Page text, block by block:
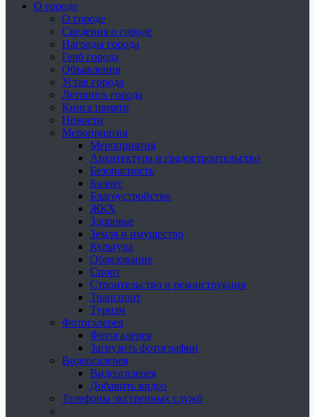
О городе
О городе
Сведения о городе
Награды города
Герб города
Объявления
Устав города
Летопись города
Книга памяти
Новости
Мероприятия
Мероприятия
Архитектура и градостроительство
Безопасность
Бизнес
Благоустройство
ЖКХ
Здоровье
Земля и имущество
Культура
Образование
Спорт
Строительство и реконструкция
Транспорт
Туризм
Фотогалерея
Фотогалерея
Загрузить фотографии
Видеогалерея
Видеогалерея
Добавить видео
Телефоны экстренных служб